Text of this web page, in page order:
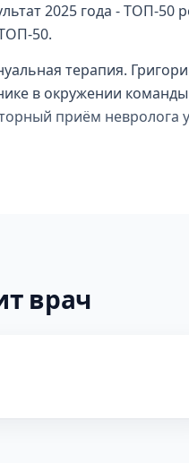
2025 года - ТОП-50
50.
терапия.
в окружении
приём невролога
врач